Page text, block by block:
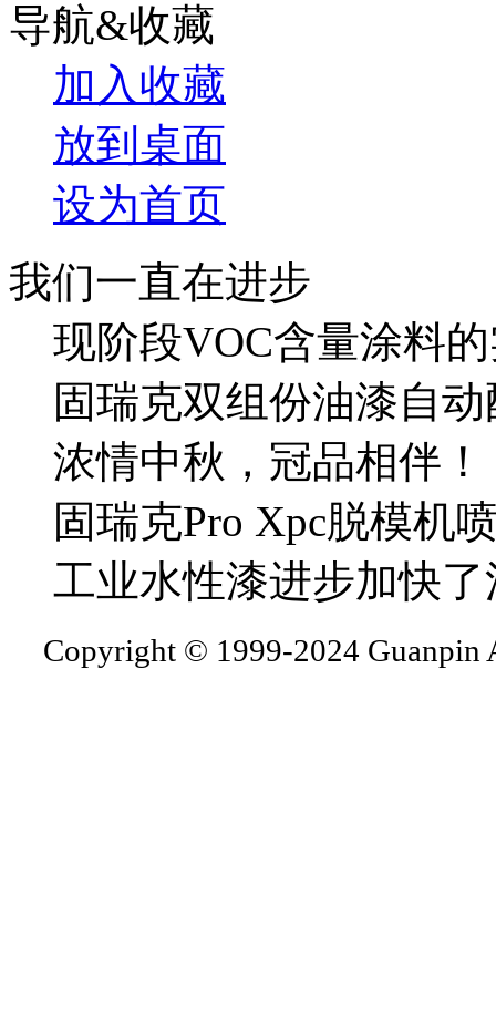
导航&收藏
加入收藏
放到桌面
设为首页
我们一直在进步
现阶段VOC含量涂料
固瑞克双组份油漆自
浓情中秋，冠品相伴！
固瑞克Pro Xpc脱模机
工业水性漆进步加快
Copyright © 1999-2024 Guanpin